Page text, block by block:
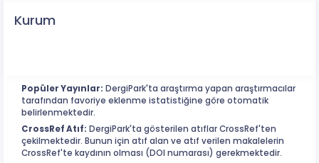
Kurum
Popüler Yayınlar: DergiPark'ta araştırma yapan araştırmacılar
tarafından favoriye eklenme istatistiğine göre otomatik
belirlenmektedir.
CrossRef Atıf: DergiPark'ta gösterilen atıflar CrossRef'ten
çekilmektedir. Bunun için atıf alan ve atıf verilen makalelerin
CrossRef'te kaydının olması (DOI numarası) gerekmektedir.